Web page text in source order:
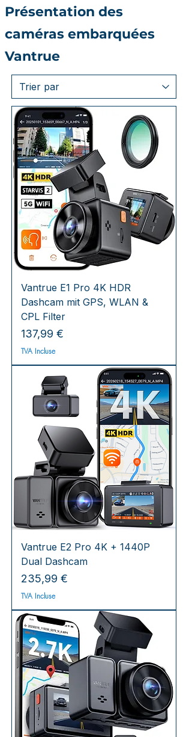
Présentation des
caméras embarquées
Vantrue
Vantrue E1 Pro 4K HDR
Dashcam mit GPS, WLAN &
CPL Filter
Prix
137,99 €
TVA Incluse
Vantrue E2 Pro 4K + 1440P
Dual Dashcam
Prix
235,99 €
TVA Incluse